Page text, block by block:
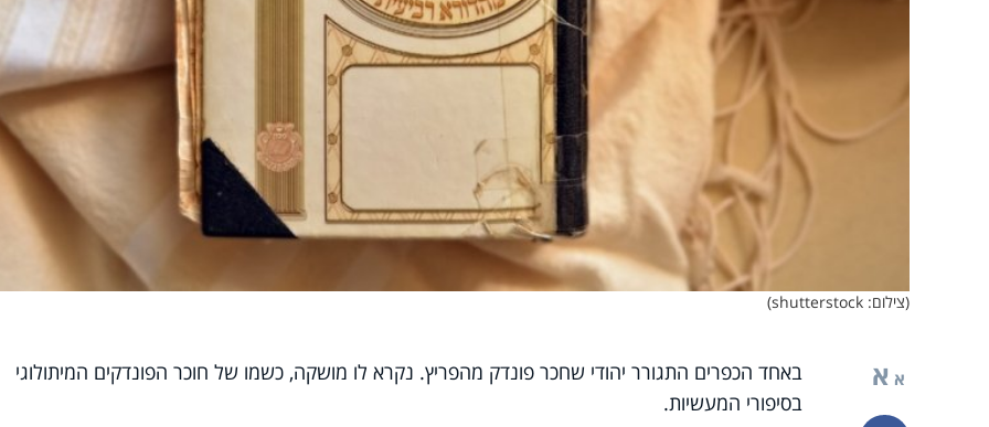
(צילום: shutterstock)
א א
באחד הכפרים התגורר יהודי שחכר פונדק מהפריץ. נקרא לו מושקה, כשמו של חוכר הפונדקים המיתולוגי
בסיפורי המעשיות.